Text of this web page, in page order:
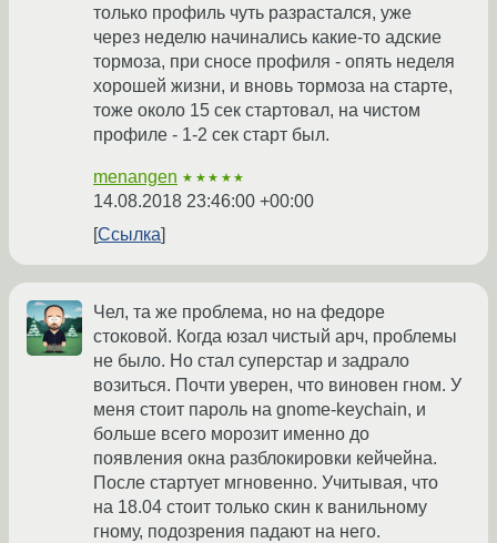
только профиль чуть разрастался, уже
через неделю начинались какие-то адские
тормоза, при сносе профиля - опять неделя
хорошей жизни, и вновь тормоза на старте,
тоже около 15 сек стартовал, на чистом
профиле - 1-2 сек старт был.
menangen ★★★★★
14.08.2018 23:46:00 +00:00
Ссылка
Чел, та же проблема, но на федоре
стоковой. Когда юзал чистый арч, проблемы
не было. Но стал суперстар и задрало
возиться. Почти уверен, что виновен гном. У
меня стоит пароль на gnome-keychain, и
больше всего морозит именно до
появления окна разблокировки кейчейна.
После стартует мгновенно. Учитывая, что
на 18.04 стоит только скин к ванильному
гному, подозрения падают на него.